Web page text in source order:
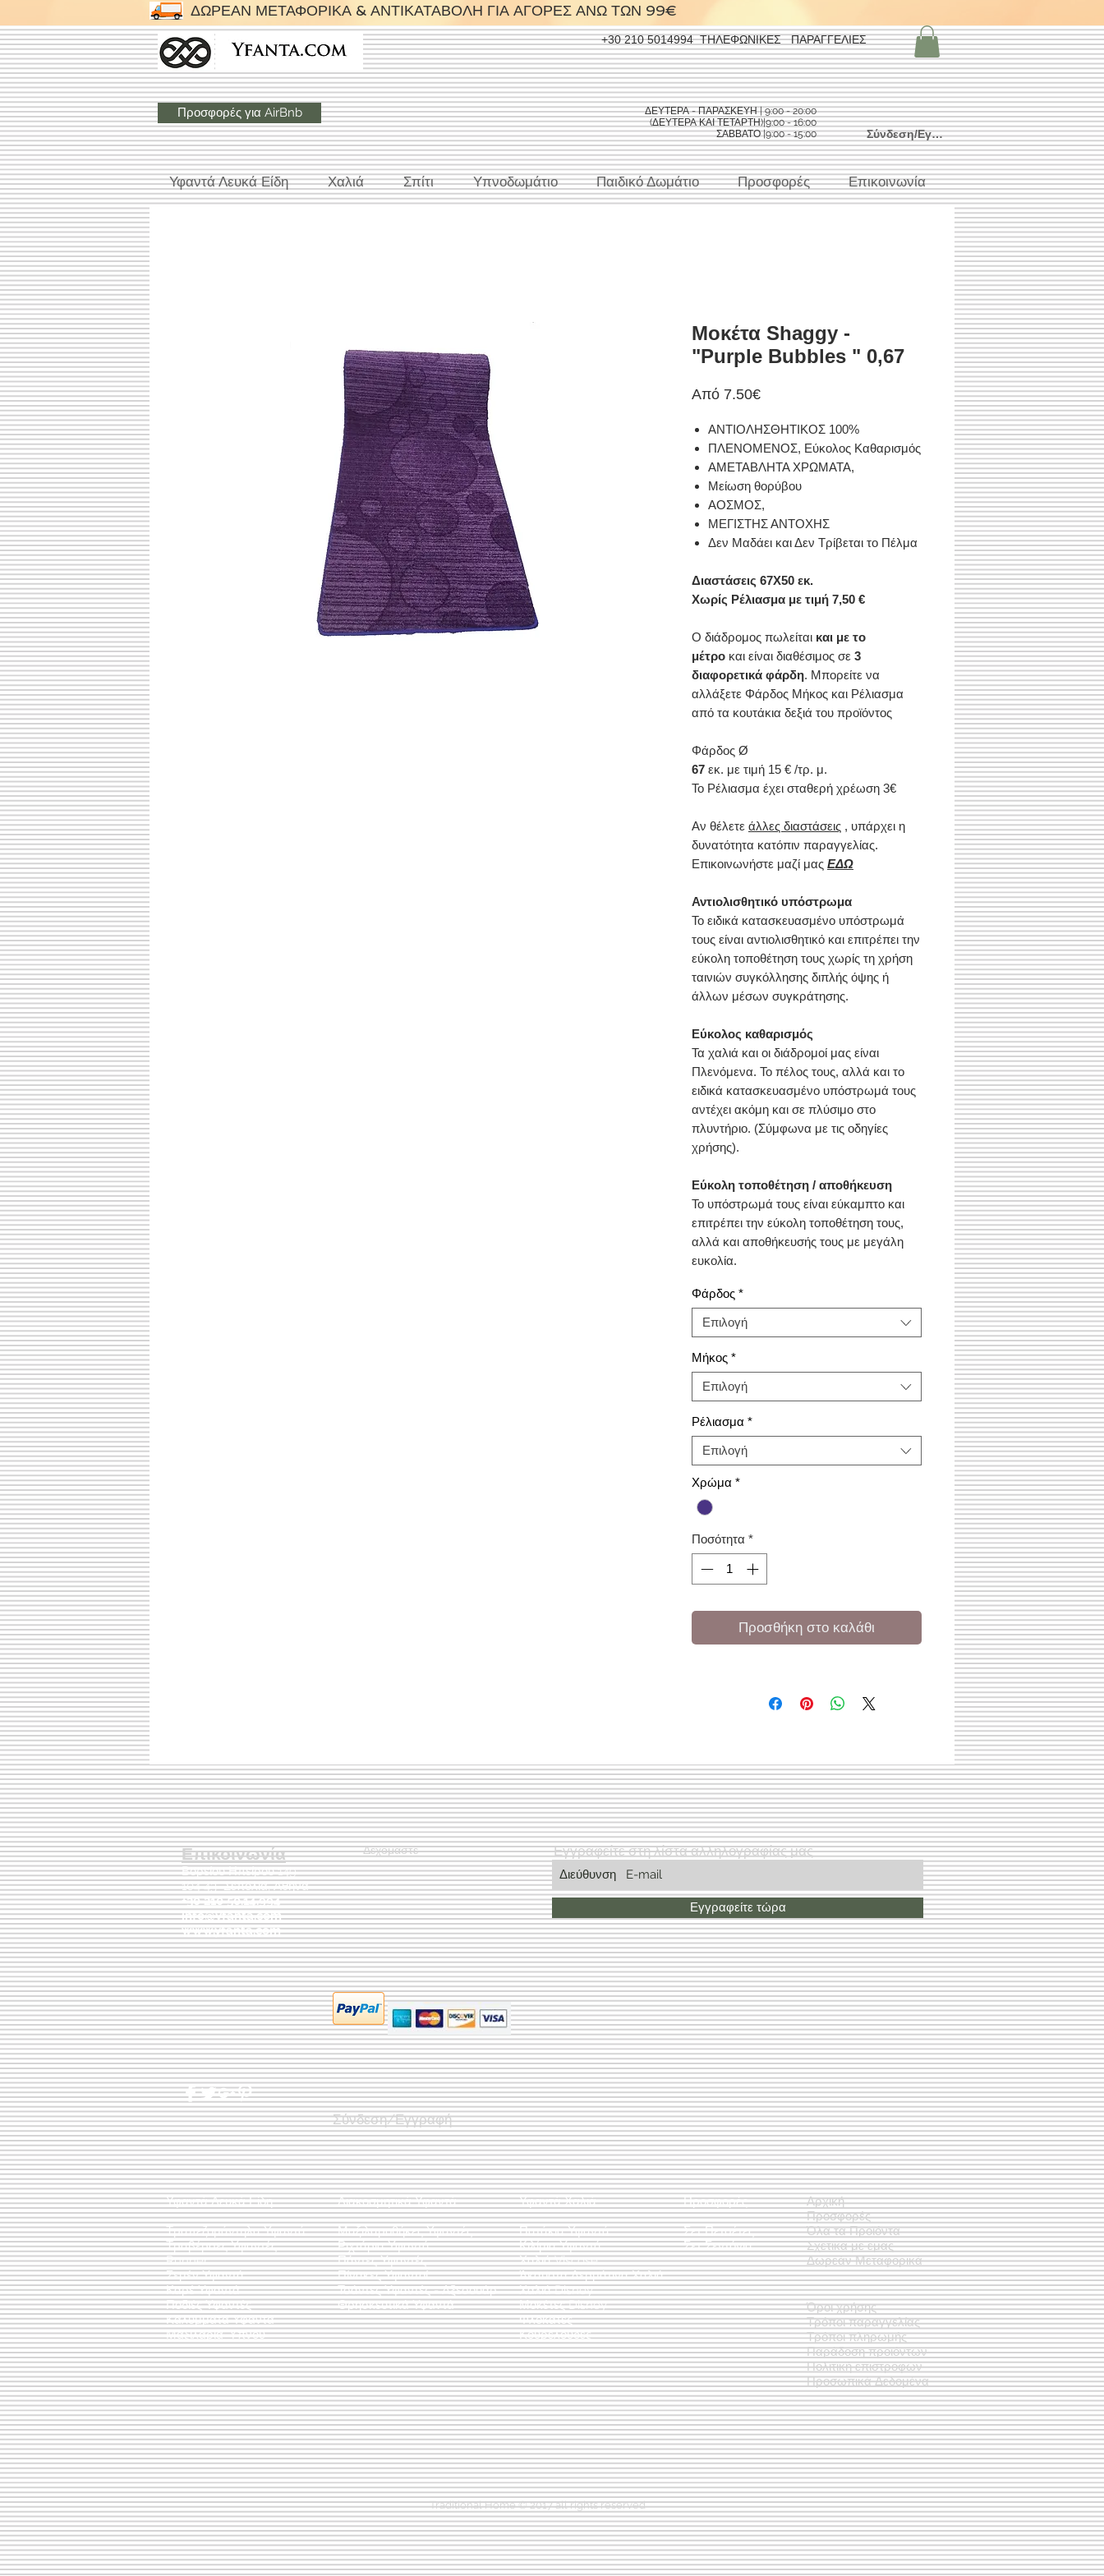
ΔΩΡΕΑΝ ΜΕΤΑΦΟΡΙΚΑ & ΑΝΤΙΚΑΤΑΒΟΛΗ ΓΙΑ ΑΓΟΡΕΣ ΑΝΩ ΤΩΝ 99€
+30 210 5014994 ΤΗΛΕΦΩΝΙΚΕΣ ΠΑΡΑΓΓΕΛΙΕΣ
Προσφορές για AirBnb
ΔΕΥΤΕΡΑ - ΠΑΡΑΣΚΕΥΗ | 9:00 - 20:00
(ΔΕΥΤΕΡΑ ΚΑΙ ΤΕΤΑΡΤΗ)|9:00 - 16:00
ΣΑΒΒΑΤΟ |9:00 - 15:00
Σύνδεση/Εγγραφή
Υφαντά Λευκά Είδη Χαλιά Σπίτι Υπνοδωμάτιο Παιδικό Δωμάτιο Προσφορές Επικοινωνία
Μοκέτα Shaggy -
"Purple Bubbles " 0,67
Από 7.50€Τιμή
ΑΝΤΙΟΛΗΣΘΗΤΙΚΟΣ 100%
ΠΛΕΝΟΜΕΝΟΣ, Εύκολος Kαθαρισμός
ΑΜΕΤΑΒΛΗΤΑ ΧΡΩΜΑΤΑ,
Μείωση θορύβου
ΑΟΣΜΟΣ,
ΜΕΓΙΣΤΗΣ ΑΝΤΟΧΗΣ
Δεν Μαδάει και Δεν Τρίβεται το Πέλμα
Διαστάσεις 67X50 εκ.
Χωρίς Ρέλιασμα με τιμή 7,50 €
Ο διάδρομος πωλείται και με το
μέτρο και είναι διαθέσιμος σε 3
διαφορετικά φάρδη. Μπορείτε να
αλλάξετε Φάρδος Μήκος και Ρέλιασμα
από τα κουτάκια δεξιά του προϊόντος
Φάρδος Ø
67 εκ. με τιμή 15 € /τρ. μ.
Το Ρέλιασμα έχει σταθερή χρέωση 3€
Αν θέλετε άλλες διαστάσεις , υπάρχει η
δυνατότητα κατόπιν παραγγελίας.
Επικοινωνήστε μαζί μας ΕΔΩ
Αντιολισθητικό υπόστρωμα
Το ειδικά κατασκευασμένο υπόστρωμά
τους είναι αντιολισθητικό και επιτρέπει την
εύκολη τοποθέτηση τους χωρίς τη χρήση
ταινιών συγκόλλησης διπλής όψης ή
άλλων μέσων συγκράτησης.
Εύκολος καθαρισμός
Τα χαλιά και οι διάδρομοί μας είναι
Πλενόμενα. Το πέλος τους, αλλά και το
ειδικά κατασκευασμένο υπόστρωμά τους
αντέχει ακόμη και σε πλύσιμο στο
πλυντήριο. (Σύμφωνα με τις οδηγίες
χρήσης).
Εύκολη τοποθέτηση / αποθήκευση
Το υπόστρωμά τους είναι εύκαμπτο και
επιτρέπει την εύκολη τοποθέτηση τους,
αλλά και αποθήκευσής τους με μεγάλη
ευκολία.
Φάρδος *
Επιλογή
Μήκος *
Επιλογή
Ρέλιασμα *
Επιλογή
Χρώμα *
Ποσότητα *
Προσθήκη στο καλάθι
Επικοινωνία
Βορείου Ηπείρου 149
104 43Σεπόλια,Αθήνα
+30 210 50.14.994
info@yfanta.com
www.yfanta.com
Δεχόμαστε Εγγραφείτε στη λίστα αλληλογραφίας μας
Εγγραφείτε τώρα
Σύνδεση/Εγγραφή
Όροι χρήσης
Τρόποι παραγγελίας
Τρόποι πληρωμής
Παράδοση προϊόντων
Πολιτική επιστροφών
Προσωπικά Δεδομένα
Διακοσμητικά Υφαντά
Μαξιλαροθήκες Υφαντές
Ριχτάρια Υφαντά
Πάντες Υφαντές
Πίνακες Υφαντοί
Τσάντες Υφαντές - Αξεσουάρ
Θρησκευτικά Υφαντά
Υφαντά Λευκά Είδη
Τραπεζομάντηλα Υφαντά
Τραβέρσες Υφαντές
Runner
Σεμέν Υφαντά
Καρέ Υφαντά
Ποδιές Υφαντές
Καλύμματα Υφαντά
Μαξιλάρια Ύπνου
Προσφορές
Σετ Πετσέτες
Σετ Σεντόνια
Αρχική
Προσφορές
Όλα τα Προϊόντα
Σχετικά με εμάς
Δωρεάν Μεταφορικά
Υφαντά Χαλιά
Πατάκια Υφαντά
Κιλίμια Υφαντά
Χαλιά Viscose
Άκαυστα Δερμάτινα Χαλιά
Χαλιά Disney
Μοκέτες Disney
Φλοκάτες
Κουρελούδες
Traditional Home © 2017 all rights reserved